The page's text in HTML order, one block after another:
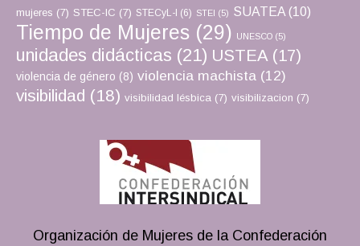
mujeres (7) STEC-IC (7) STECyL-I (6) STEI (5) SUATEA (10)
Tiempo de Mujeres (29) UNESCO (5)
unidades didácticas (21) USTEA (17)
violencia de género (8) violencia machista (12)
visibilidad (18) visibilidad lésbica (7) visibilizacion (7)
Organización de Mujeres de la Confederación